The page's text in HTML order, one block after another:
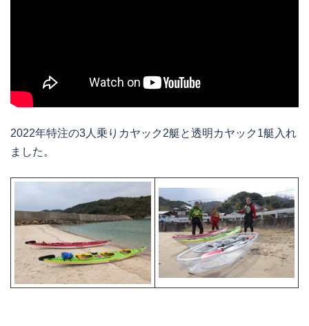
2022年特注の3人乗りカヤック2艇と透明カヤック1艇入れ
ました。